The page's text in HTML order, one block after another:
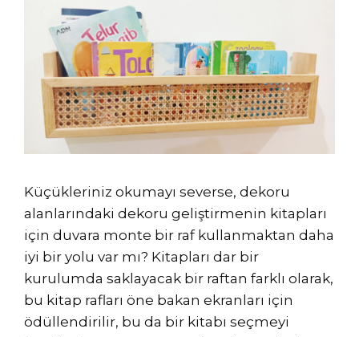
Küçükleriniz okumayı severse, dekoru
alanlarındaki dekoru geliştirmenin kitapları
için duvara monte bir raf kullanmaktan daha
iyi bir yolu var mı? Kitapları dar bir
kurulumda saklayacak bir raftan farklı olarak,
bu kitap rafları öne bakan ekranları için
ödüllendirilir, bu da bir kitabı seçmeyi